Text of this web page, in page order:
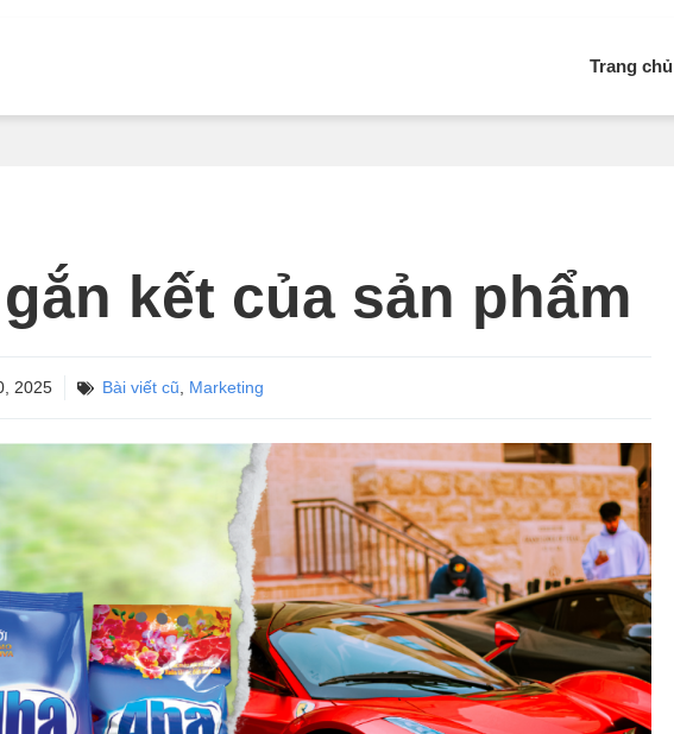
Trang chủ
kết của sản phẩm
2025 Bài viết cũ Marketing